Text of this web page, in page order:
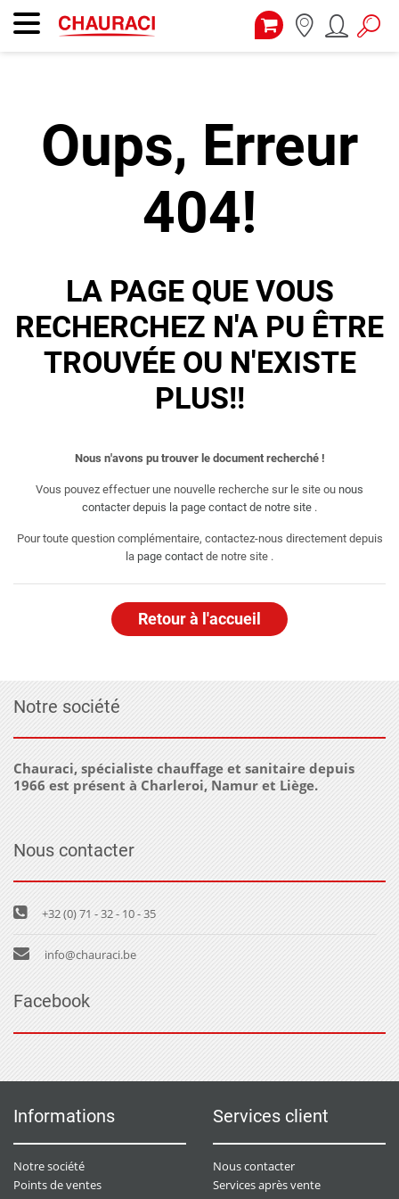
Oups, Erreur
404!
LA PAGE QUE VOUS
RECHERCHEZ N'A PU ÊTRE
TROUVÉE OU N'EXISTE
PLUS!!
Nous n'avons pu trouver le document recherché !
Vous pouvez effectuer une nouvelle recherche sur le site ou nous
contacter depuis la page contact de notre site .
Pour toute question complémentaire, contactez-nous directement depuis
la page contact de notre site .
Retour à l'accueil
Notre société
Chauraci, spécialiste chauffage et sanitaire depuis
1966 est présent à Charleroi, Namur et Liège.
Nous contacter
+32 (0) 71 - 32 - 10 - 35
info@chauraci.be
Facebook
Informations
Notre société
Points de ventes
Services client
Nous contacter
Services après vente